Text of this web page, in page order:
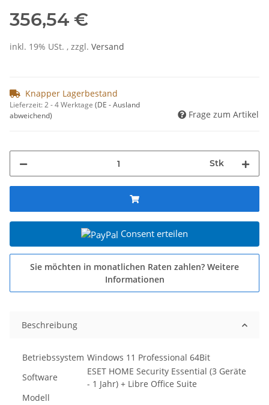
356,54 €
inkl. 19% USt. , zzgl. Versand
Knapper Lagerbestand
Lieferzeit:2 - 4 Werktage (DE - Ausland
abweichend)
Frage zum Artikel
Stk
Consent erteilen
Sie möchten in monatlichen Raten zahlen? Weitere
Informationen
Beschreibung
Betriebssystem Windows 11 Professional 64Bit
Software
ESET HOME Security Essential (3 Geräte
- 1 Jahr) + Libre Office Suite
Modell